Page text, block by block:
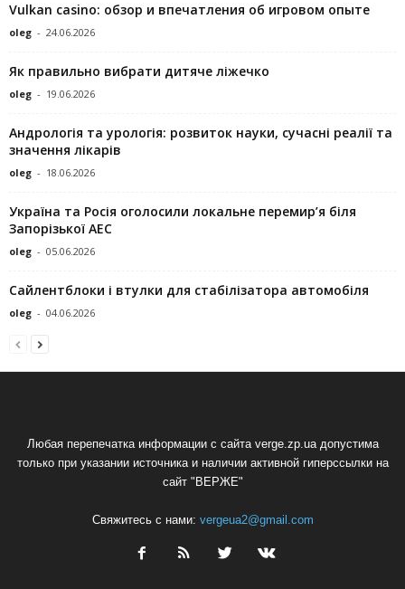
Vulkan casino: обзор и впечатления об игровом опыте
oleg - 24.06.2026
Як правильно вибрати дитяче ліжечко
oleg - 19.06.2026
Андрологія та урологія: розвиток науки, сучасні реалії та
значення лікарів
oleg - 18.06.2026
Україна та Росія оголосили локальне перемир’я біля
Запорізької АЕС
oleg - 05.06.2026
Сайлентблоки і втулки для стабілізатора автомобіля
oleg - 04.06.2026
Любая перепечатка информации с сайта verge.zp.ua допустима
только при указании источника и наличии активной гиперссылки на
сайт "ВЕРЖЕ"
Свяжитесь с нами: vergeua2@gmail.com